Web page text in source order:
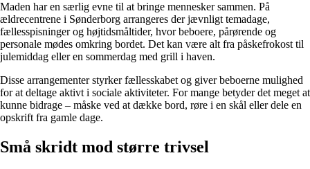
Maden har en særlig evne til at bringe mennesker sammen. På
ældrecentrene i Sønderborg arrangeres der jævnligt temadage,
fællesspisninger og højtidsmåltider, hvor beboere, pårørende og
personale mødes omkring bordet. Det kan være alt fra påskefrokost til
julemiddag eller en sommerdag med grill i haven.
Disse arrangementer styrker fællesskabet og giver beboerne mulighed
for at deltage aktivt i sociale aktiviteter. For mange betyder det meget at
kunne bidrage – måske ved at dække bord, røre i en skål eller dele en
opskrift fra gamle dage.
Små skridt mod større trivsel